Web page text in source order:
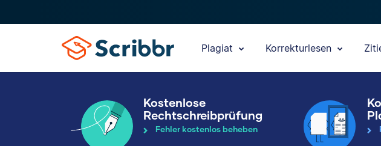
Plagiat Korrekturlesen
Kostenlose
Rechtschreibprüfung
Fehler kostenlos beheben